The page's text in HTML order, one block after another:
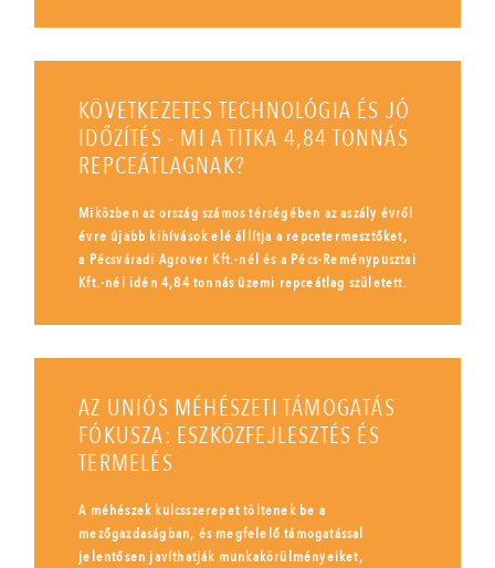
KÖVETKEZETES TECHNOLÓGIA ÉS JÓ
IDŐZÍTÉS - MI A TITKA 4,84 TONNÁS
REPCEÁTLAGNAK?
Miközben az ország számos térségében az aszály évről
évre újabb kihívások elé állítja a repcetermesztőket,
a Pécsváradi Agrover Kft.-nél és a Pécs-Reménypusztai
Kft.-nél idén 4,84 tonnás üzemi repceátlag született.
AZ UNIÓS MÉHÉSZETI TÁMOGATÁS
FÓKUSZA: ESZKÖZFEJLESZTÉS ÉS
TERMELÉS
A méhészek kulcsszerepet töltenek be a
mezőgazdaságban, és megfelelő támogatással
jelentősen javíthatják munkakörülményeiket,